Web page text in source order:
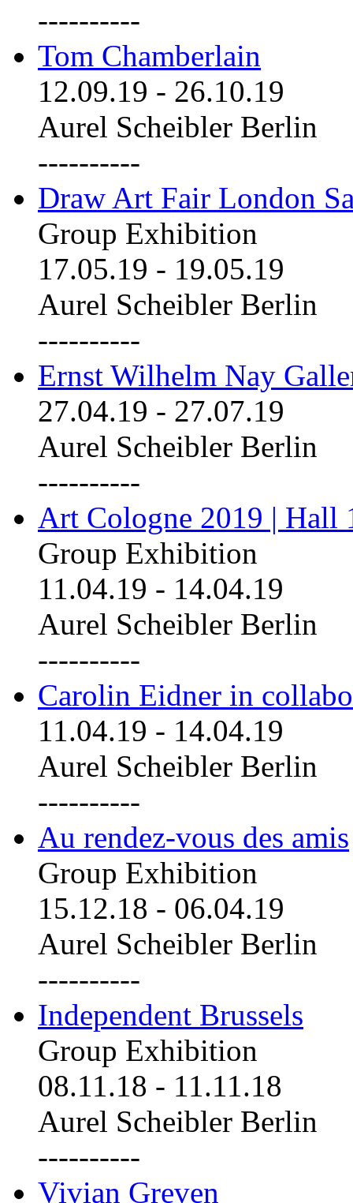
----------
Tom Chamberlain
12.09.19 - 26.10.19
Aurel Scheibler Berlin
----------
Draw Art Fair London
Group Exhibition
17.05.19 - 19.05.19
Aurel Scheibler Berlin
----------
Ernst Wilhelm Nay
27.04.19 - 27.07.19
Aurel Scheibler Berlin
----------
Art Cologne 2019 | Hall
Group Exhibition
11.04.19 - 14.04.19
Aurel Scheibler Berlin
----------
Carolin Eidner in
11.04.19 - 14.04.19
Aurel Scheibler Berlin
----------
Au rendez-vous des amis
Group Exhibition
15.12.18 - 06.04.19
Aurel Scheibler Berlin
----------
Independent Brussels
Group Exhibition
08.11.18 - 11.11.18
Aurel Scheibler Berlin
----------
Vivian Greven